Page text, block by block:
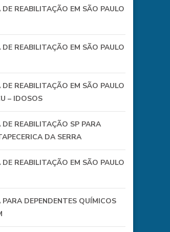
DE REABILITAÇÃO EM SÃO PAULO
DE REABILITAÇÃO EM SÃO PAULO
DE REABILITAÇÃO EM SÃO PAULO
– IDOSOS
DE REABILITAÇÃO SP PARA
DA SERRA
DE REABILITAÇÃO EM SÃO PAULO
DEPENDENTES QUÍMICOS